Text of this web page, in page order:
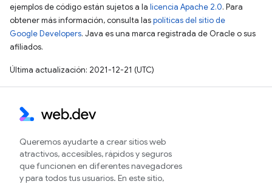
ejemplos de código están sujetos a la licencia Apache 2.0. Para
obtener más información, consulta laspolíticas del sitio de
Google Developers. Java es una marca registrada de Oracle o sus
afiliados.
Última actualización: 2021-12-21 (UTC)
Queremos ayudarte a crear sitios web
atractivos, accesibles, rápidos y seguros
que funcionen en diferentes navegadores
y para todos tus usuarios. En este sitio,